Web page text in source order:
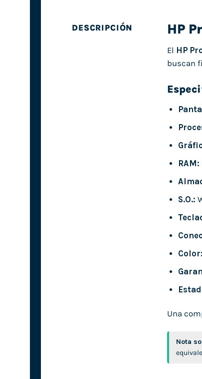
DESCRIPCIÓN HP
El HP
buscan
RAM:
S.O.:
Color:
Una
Nota